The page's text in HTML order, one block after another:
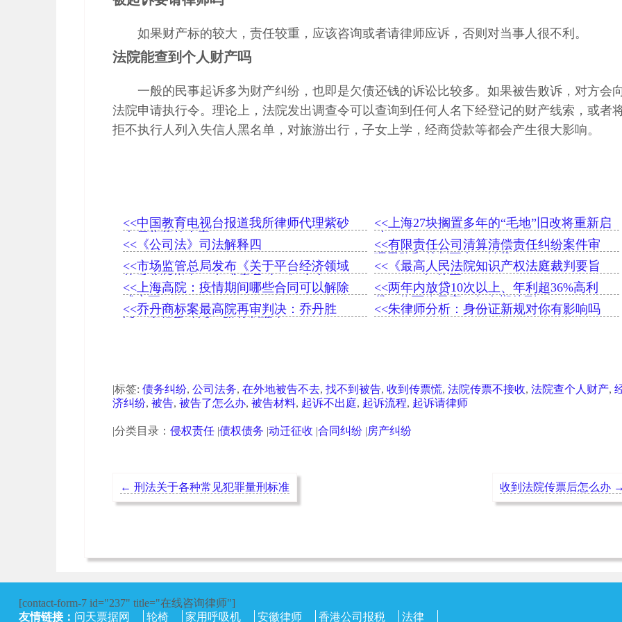
如果财产标的较大，责任较重，应该咨询或者请律师应诉，否则对当事人很不利。
法院能查到个人财产吗
一般的民事起诉多为财产纠纷，也即是欠债还钱的诉讼比较多。如果被告败诉，对方会
法院申请执行令。理论上，法院发出调查令可以查询到任何人名下经登记的财产线索，或者
拒不执行人列入失信人黑名单，对旅游出行，子女上学，经商贷款等都会产生很大影响。
<<中国教育电视台报道我所律师代理紫砂
大师蒋蓉传人案
<<上海27块搁置多年的“毛地”旧改将重新启
<<《公司法》司法解释四
<<有限责任公司清算清偿责任纠纷案件审
理思路和裁判要点（转载）
<<市场监管总局发布《关于平台经济领域
的反垄断指南 （征求意见稿）》全文
<<《最高人民法院知识产权法庭裁判要旨
（2019）》摘要
<<上海高院：疫情期间哪些合同可以解除
或变更
<<两年内放贷10次以上、年利超36%高利
贷，将面临最高15年有期徒刑
<<乔丹商标案最高院再审判决：乔丹胜
<<朱律师分析：身份证新规对你有影响吗
|标签: 债务纠纷, 公司法务, 在外地被告不去, 找不到被告, 收到传票慌, 法院传票不接收, 法院查个人财产,
济纠纷, 被告, 被告了怎么办, 被告材料, 起诉不出庭, 起诉流程, 起诉请律师
|分类目录： 侵权责任|债权债务 |动迁征收 |合同纠纷|房产纠纷
← 刑法关于各种常见犯罪量刑标准 收到法院传票后怎么办
[contact-form-7 id="237" title="在线咨询律师"]
友情链接： 问天票据网 轮椅 家用呼吸机 安徽律师 香港公司报税 法律